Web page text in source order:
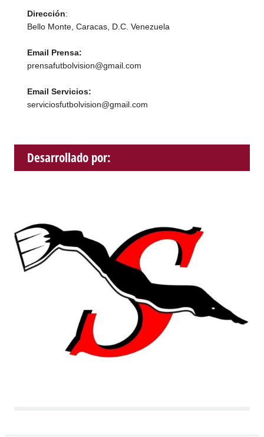
Dirección:
Bello Monte, Caracas, D.C. Venezuela
Email Prensa:
prensafutbolvision@gmail.com
Email Servicios:
serviciosfutbolvision@gmail.com
Desarrollado por: